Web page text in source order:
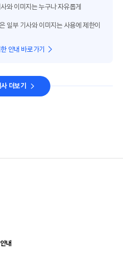
와 이미지는 누구나 자유롭게
일부 기사와 이미지는 사용에 제한이
안내 바로가기
더보기
내